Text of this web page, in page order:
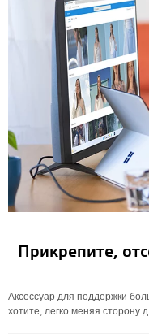
Прикрепите,
Аксессуар для поддержки
хотите, легко меняя